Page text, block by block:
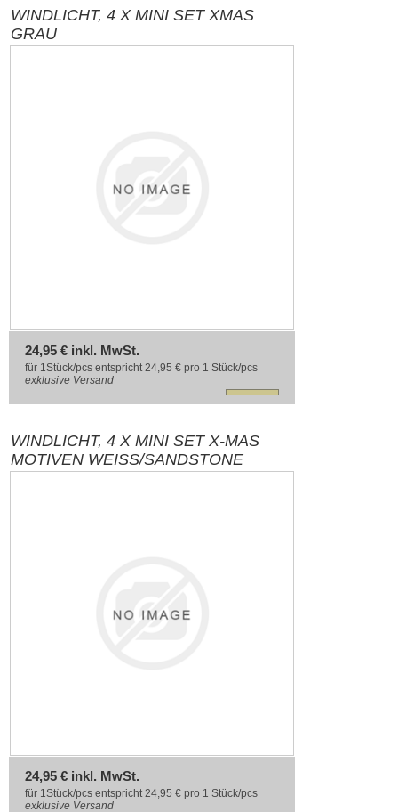
WINDLICHT, 4 X MINI SET XMAS
GRAU
24,95 € inkl. MwSt.
für 1Stück/pcs entspricht 24,95 € pro 1 Stück/pcs
exklusive Versand
WINDLICHT, 4 X MINI SET X-MAS
MOTIVEN WEISS/SANDSTONE
24,95 € inkl. MwSt.
für 1Stück/pcs entspricht 24,95 € pro 1 Stück/pcs
exklusive Versand